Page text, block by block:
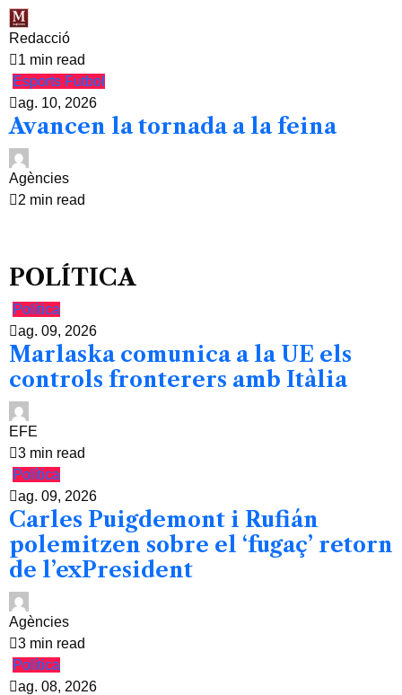
Redacció
1 min read
Esports Futbol
ag. 10, 2026
Avancen la tornada a la feina
Agències
2 min read
POLÍTICA
Política
ag. 09, 2026
Marlaska comunica a la UE els
controls fronterers amb Itàlia
EFE
3 min read
Política
ag. 09, 2026
Carles Puigdemont i Rufián
polemitzen sobre el ‘fugaç’ retorn
de l’exPresident
Agències
3 min read
Política
ag. 08, 2026